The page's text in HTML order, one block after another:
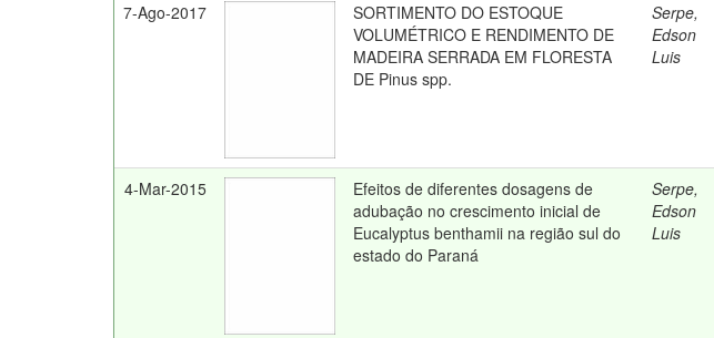
7-Ago-2017
SORTIMENTO DO ESTOQUE
VOLUMÉTRICO E RENDIMENTO DE
MADEIRA SERRADA EM FLORESTA
DE Pinus spp.
Serpe,
Edson
Luis
4-Mar-2015
Efeitos de diferentes dosagens de
adubação no crescimento inicial de
Eucalyptus benthamii na região sul do
estado do Paraná
Serpe,
Edson
Luis